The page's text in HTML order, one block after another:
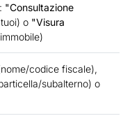
"Consultazione
o "Visura
codice fiscale),
subalterno) o